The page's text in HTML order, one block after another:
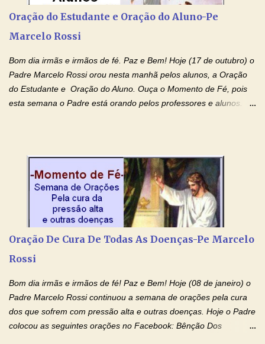
gerações, através de todas as raízes da minha árvore
genealógica. Que o Sangue de Jesus, purificador e vivificante,
Oração do Estudante e Oração do Aluno-Pe
Marcelo Rossi
Bom dia irmãs e irmãos de fé. Paz e Bem! Hoje (17 de outubro) o
Padre Marcelo Rossi orou nesta manhã pelos alunos, a Oração
do Estudante e Oração do Aluno. Ouça o Momento de Fé, pois
esta semana o Padre está orando pelos professores e alunos.
intelectualmente e espiritualmente para o dia da prova. Confie no
amor Ágape de Jesus e no amor materno de Nossa Senhora.
Fique com a paz de Jesus e o amor de Maria! Adriana-Devoção e
Fé Oração do Estudante I Senhor, eu sou estudante, e por sinal,
inteligente. Prova isto é o fato de eu estar aqui, conversando com
de estudar. Mas, como o Senhor sabe, a vida de estudante nem
sempre é fácil. A rotina cansa e o aprender exige uma série de
Oração De Cura De Todas As Doenças-Pe Marcelo
Rossi
Bom dia irmãs e irmãos de fé! Paz e Bem! Hoje (08 de janeiro) o
Padre Marcelo Rossi continuou a semana de orações pela cura
dos que sofrem com pressão alta e outras doenças. Hoje o Padre
colocou as seguintes orações no Facebook: Bênção Dos